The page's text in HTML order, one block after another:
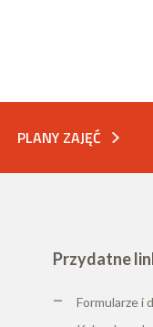
PLANY ZAJĘĆ
Przydatne
Formularze i